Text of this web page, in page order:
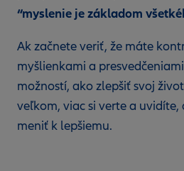
“myslenie je základom
Ak začnete veriť, že máte
myšlienkami a
možností, ako zlepšiť svoj
veľkom, viac si verte a uvidíte,
meniť k lepšiemu.